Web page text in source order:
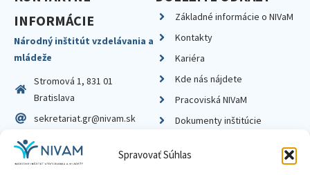
Spravovať Súhlas
INFORMÁCIE
Národný inštitút vzdelávania a
mládeže
Stromová 1, 831 01
Bratislava
sekretariat.gr@nivam.sk
IČO: 00164348
DIČ: 2020798714
Základné informácie o NIVaM
Kontakty
Kariéra
Kde nás nájdete
Pracoviská NIVaM
Dokumenty inštitúcie